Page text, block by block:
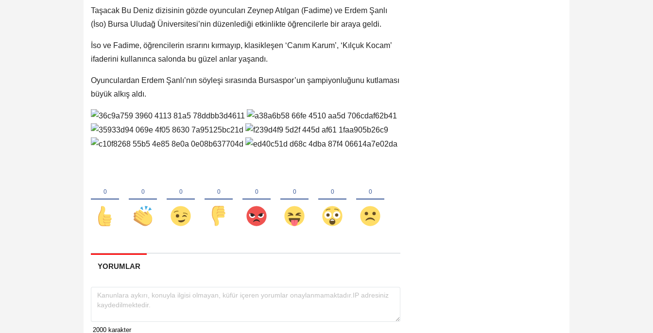
Taşacak Bu Deniz dizisinin gözde oyuncuları Zeynep Atılgan (Fadime) ve Erdem Şanlı
(İso) Bursa Uludağ Üniversitesi’nin düzenlediği etkinlikte öğrencilerle bir araya geldi.
İso ve Fadime, öğrencilerin ısrarını kırmayıp, klasikleşen ‘Canım Karum’, ‘Kılçuk Kocam’
ifaderini kullanınca salonda bu güzel anlar yaşandı.
Oyunculardan Erdem Şanlı’nın söyleşi sırasında Bursaspor’un şampiyonluğunu kutlaması
büyük alkış aldı.
YORUMLAR